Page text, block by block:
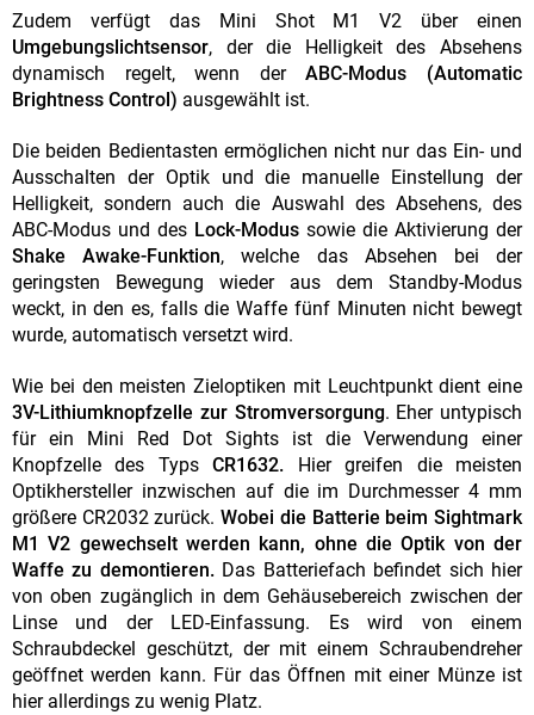
Zudem verfügt das Mini Shot M1 V2 über einen
Umgebungslichtsensor, der die Helligkeit des Absehens
dynamisch regelt, wenn derABC-Modus (Automatic
Brightness Control) ausgewählt ist.
Die beiden Bedientasten ermöglichen nicht nur das Ein- und
Ausschalten der Optik und die manuelle Einstellung der
Helligkeit, sondern auch die Auswahl des Absehens, des
ABC-Modus und des Lock-Modus sowie die Aktivierung der
Shake Awake-Funktion, welche das Absehen bei der
geringsten Bewegung wieder aus dem Standby-Modus
weckt, in den es, falls die Waffe fünf Minuten nicht bewegt
wurde, automatisch versetzt wird.
Wie bei den meisten Zieloptiken mit Leuchtpunkt dient eine
3V-Lithiumknopfzelle zur Stromversorgung. Eher untypisch
für ein Mini Red Dot Sights ist die Verwendung einer
Knopfzelle des TypsCR1632. Hier greifen die meisten
Optikhersteller inzwischen auf die im Durchmesser 4 mm
größere CR2032 zurück.Wobei die Batterie beim Sightmark
M1 V2 gewechselt werden kann, ohne die Optik von der
Waffe zu demontieren.Das Batteriefach befindet sich hier
von oben zugänglich in dem Gehäusebereich zwischen der
Linse und der LED-Einfassung. Es wird von einem
Schraubdeckel geschützt, der mit einem Schraubendreher
geöffnet werden kann. Für das Öffnen mit einer Münze ist
hier allerdings zu wenig Platz.